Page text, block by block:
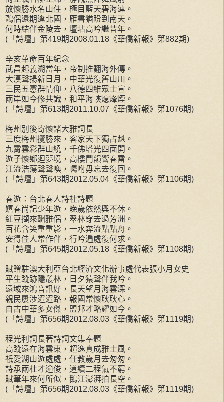
放懷勝水名山住，極目藍天碧海連。
鷗侶還期逢北國，雁書猶盼到南天。
何時結伴金陵去，壇坫高吟繼昔年。
(「詩壇」第419期2008.01.18《華僑新報》第882期)
辛亥革命百年紀念
武昌起義溯當年，帝制推翻海外傳。
大漢聲揚新日月，中華光復舊山川。
三民五憲群情仰，八德四維眾士宣。
兩岸如今修共識，和平海峽熄烽煙。
(「詩壇」第613期2011.10.07《華僑新報》第1076期)
梅州別後寄懷諸大雅詞長
三度梅州攬勝來，客家天下獨占魁。
九霄雲彩群山繞，千佛塔光四面開。
遊子懷鄉迴夢境，高樓鬥韻響春雷。
江流浩蕩聲聲喚，囑咐毋忘去復回。
(「詩壇」第643期2012.05.04《華僑新報》第1106期)
春遊：台北春人詩社詩題
嬉春尚記少年遊，晚歲依然興不休。
紅豆擷來酬雅侶，翠林穿去過芳洲。
百花含笑重重影，一水奔流點點舟。
安得佳人常作伴，行吟遍處復何求。
(「詩壇」第645期2012.05.18《華僑新報》第1108期)
賦贈駐澳大利亞台北經濟文化辦事處代表張小月女史
平生蹤跡隱叢林，日夕猿聲伴我吟。
遠域來鴻音訊好，長天望月海雲深。
親民屢涉迢迢路，報國常懷耿耿心。
自古中華多女傑，盟邦才略耀如今。
(「詩壇」第656期2012.08.03《華僑新報》第1119期)
程光利詞長著詩詞文集奉題
高蹤遠在海雲東，超逸真成雅士風。
祇愛湖山遊處處，任教歲月去匆匆。
詩承兩杜才逾俊，道續二程氣不窮。
賦筆年來何所似，鵝江澎湃拍長空。
(「詩壇」第656期2012.08.03《華僑新報》第1119期)